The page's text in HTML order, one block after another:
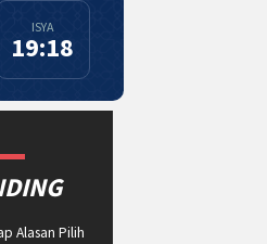
ISYA
19:18
Alasan Pilih